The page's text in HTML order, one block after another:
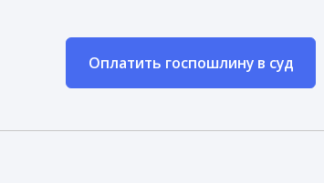
Оплатить госпошлину в суд